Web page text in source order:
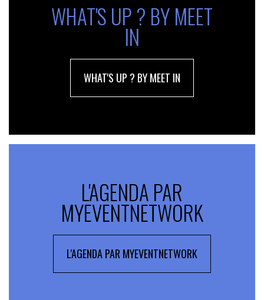
WHAT'S UP ? BY MEET
IN
WHAT'S UP ? BY MEET IN
L'AGENDA PAR
MYEVENTNETWORK
L'AGENDA PAR MYEVENTNETWORK